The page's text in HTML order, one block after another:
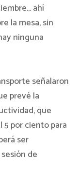
ahí
la mesa, sin
ninguna
señalaron
prevé la
que
5 por ciento para
ser
de